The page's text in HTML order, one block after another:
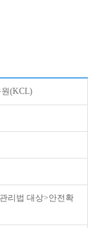
(KCL)
리법 대상>안전확